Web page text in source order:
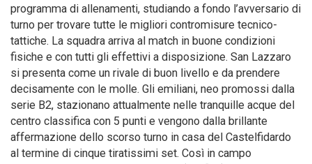
programma di allenamenti, studiando a fondo l’avversario di
turno per trovare tutte le migliori contromisure tecnico-
tattiche. La squadra arriva al match in buone condizioni
fisiche e con tutti gli effettivi a disposizione. San Lazzaro
si presenta come un rivale di buon livello e da prendere
decisamente con le molle. Gli emiliani, neo promossi dalla
serie B2, stazionano attualmente nelle tranquille acque del
centro classifica con 5 punti e vengono dalla brillante
affermazione dello scorso turno in casa del Castelfidardo
al termine di cinque tiratissimi set. Così in campo